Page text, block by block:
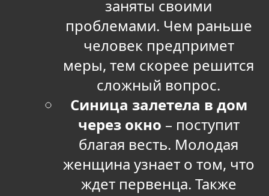
заняты своими
проблемами. Чем раньше
человек предпримет
меры, тем скорее решится
сложный вопрос.
Синица залетела в дом
через окно – поступит
благая весть. Молодая
женщина узнает о том, что
ждет первенца. Также